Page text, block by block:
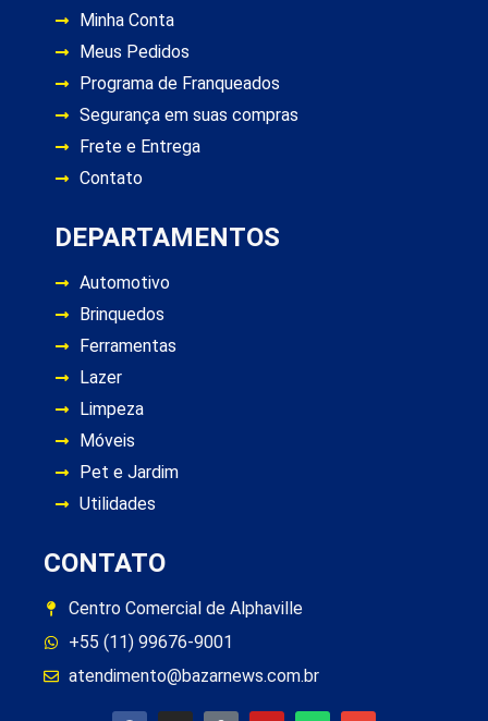
Minha Conta
Meus Pedidos
Programa de Franqueados
Segurança em suas compras
Frete e Entrega
Contato
DEPARTAMENTOS
Automotivo
Brinquedos
Ferramentas
Lazer
Limpeza
Móveis
Pet e Jardim
Utilidades
CONTATO
Centro Comercial de Alphaville
+55 (11) 99676-9001
atendimento@bazarnews.com.br